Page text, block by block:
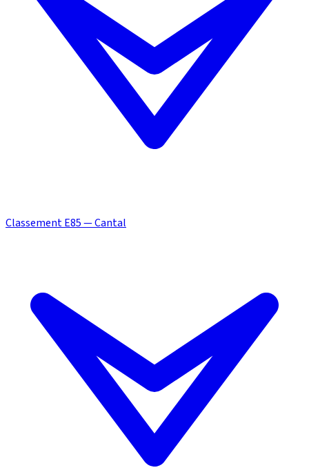
Classement E85 — Cantal